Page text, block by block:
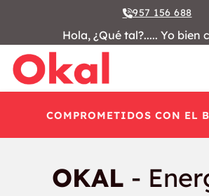
957 156 688
Hola, ¿Qué tal?..... Yo bien
COMPROMETIDOS CON EL
OKAL -